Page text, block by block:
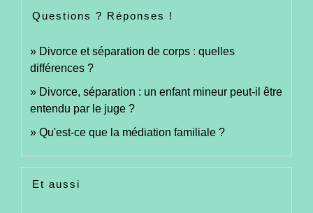
Questions ? Réponses !
Divorce et séparation de corps : quelles
différences ?
Divorce, séparation : un enfant mineur peut-il être
entendu par le juge ?
Qu'est-ce que la médiation familiale ?
Et aussi